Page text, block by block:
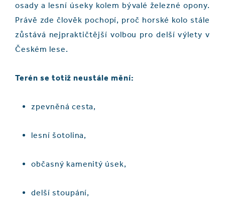
osady a lesní úseky kolem bývalé železné opony.
Právě zde člověk pochopí, proč horské kolo stále
zůstává nejpraktičtější volbou pro delší výlety v
Českém lese.
Terén se totiž neustále mění:
zpevněná cesta,
lesní šotolina,
občasný kamenitý úsek,
delší stoupání,